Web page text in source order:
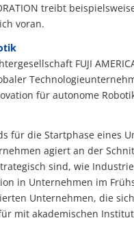
treibt
voran.
FUJI
für autonome
für die Startphase eines
agiert an der
sind, wie
in Unternehmen im
Unternehmen, die
mit akademischen